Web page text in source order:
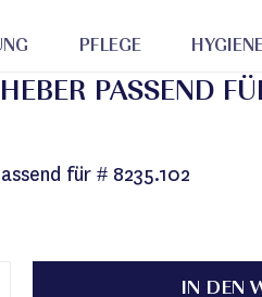
PFLEGE
PASSEND
für # 8235.102
IN DEN